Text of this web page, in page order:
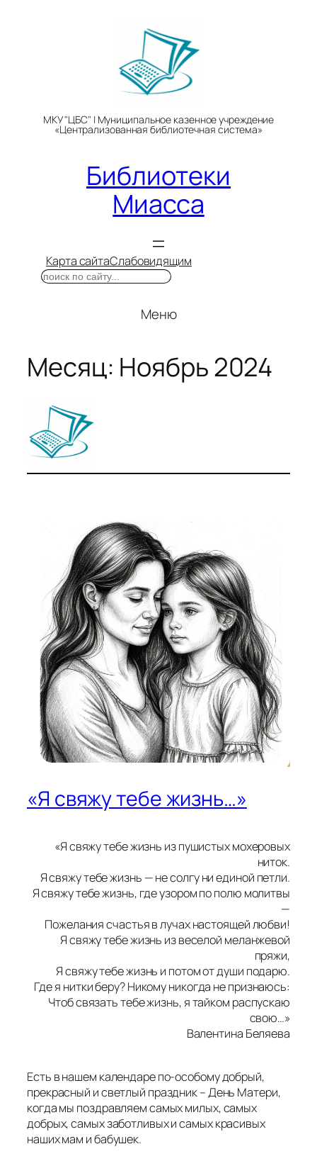
МКУ "ЦБС" | Муниципальное казенное учреждение
«Централизованная библиотечная система»
Библиотеки
Миасса
Карта сайтаСлабовидящим
Поиск
Меню
Месяц: Ноябрь 2024
«Я свяжу тебе жизнь…»
«Я свяжу тебе жизнь из пушистых мохеровых
ниток.
Я свяжу тебе жизнь — не солгу ни единой петли.
Я свяжу тебе жизнь, где узором по полю молитвы
—
Пожелания счастья в лучах настоящей любви!
Я свяжу тебе жизнь из веселой меланжевой
пряжи,
Я свяжу тебе жизнь и потом от души подарю.
Где я нитки беру? Никому никогда не признаюсь:
Чтоб связать тебе жизнь, я тайком распускаю
свою…»
Валентина Беляева
Есть в нашем календаре по-особому добрый,
прекрасный и светлый праздник – День Матери,
когда мы поздравляем самых милых, самых
добрых, самых заботливых и самых красивых
наших мам и бабушек.